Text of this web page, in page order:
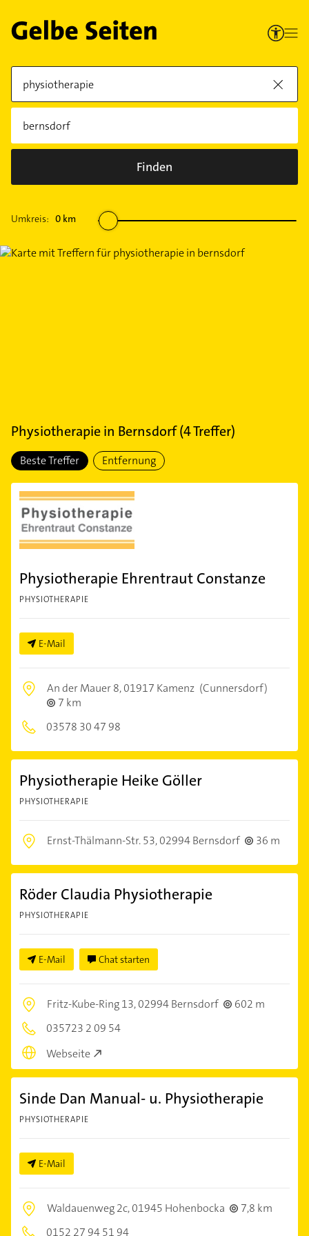
Finden
Umkreis: 0 km
Physiotherapiein Bernsdorf(4Treffer)
Beste Treffer Entfernung
Physiotherapie Ehrentraut Constanze
PHYSIOTHERAPIE
E-Mail
An der Mauer 8,01917 Kamenz (Cunnersdorf)
7 km
03578 30 47 98
Physiotherapie Heike Göller
PHYSIOTHERAPIE
Ernst-Thälmann-Str. 53,02994 Bernsdorf 36 m
Röder Claudia Physiotherapie
PHYSIOTHERAPIE
E-Mail Chat starten
Fritz-Kube-Ring 13,02994 Bernsdorf
602 m
035723 2 09 54
Webseite
Sinde Dan Manual- u. Physiotherapie
PHYSIOTHERAPIE
E-Mail
Waldauenweg 2c,01945 Hohenbocka
7,8 km
0152 27 94 51 94